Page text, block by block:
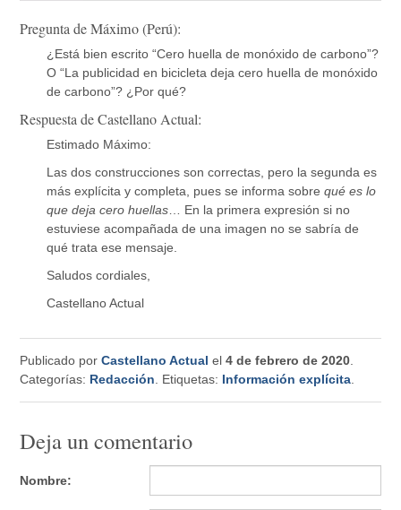
Pregunta de Máximo (Perú):
¿Está bien escrito “Cero huella de monóxido de carbono”?
O “La publicidad en bicicleta deja cero huella de monóxido
de carbono”? ¿Por qué?
Respuesta de Castellano Actual:
Estimado Máximo:
Las dos construcciones son correctas, pero la segunda es
más explícita y completa, pues se informa sobrequé es lo
que deja cero huellas … En la primera expresión si no
estuviese acompañada de una imagen no se sabría de
qué trata ese mensaje.
Saludos cordiales,
Castellano Actual
Publicado porCastellano Actual el4 de febrero de 2020
Categorías: Redacción . Etiquetas: Información explícita
Deja un comentario
Nombre: